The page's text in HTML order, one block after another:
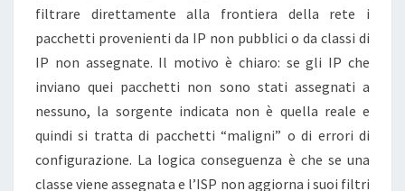
filtrare direttamente alla frontiera della rete i
pacchetti provenienti da IP non pubblici o da classi di
IP non assegnate. Il motivo è chiaro: se gli IP che
inviano quei pacchetti non sono stati assegnati a
nessuno, la sorgente indicata non è quella reale e
quindi si tratta di pacchetti “maligni” o di errori di
configurazione. La logica conseguenza è che se una
classe viene assegnata e l’ISP non aggiorna i suoi filtri